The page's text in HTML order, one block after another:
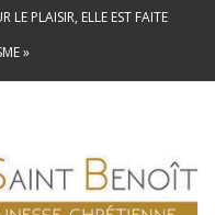
LE PLAISIR, ELLE EST FAITE
»